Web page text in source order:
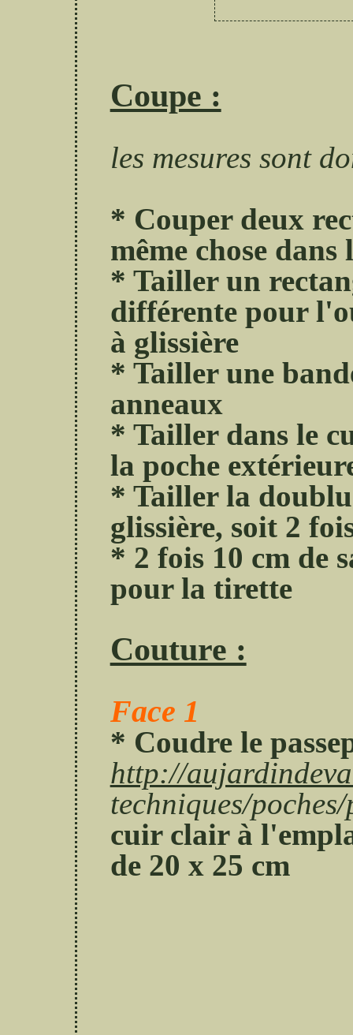
Coupe :
les mesures sont
* Couper deux
même chose
* Tailler un
différente pour
à glissière
* Tailler une
anneaux
* Tailler dans le
la poche
* Tailler la
glissière, soit 2
* 2 fois 10 cm de
pour la tirette
Couture :
Face 1
* Coudre le
http://
techniques/
cuir clair à
de 20 x 25 cm